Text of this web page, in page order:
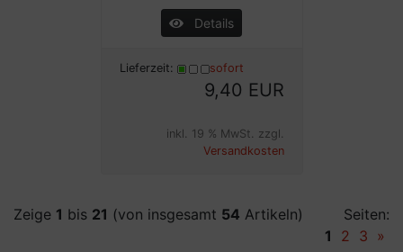
Details
Lieferzeit: sofort
9,40 EUR
inkl. 19 % MwSt. zzgl.
Versandkosten
Zeige 1 bis 21 (von insgesamt 54 Artikeln)
Seiten:
1
2 3 »